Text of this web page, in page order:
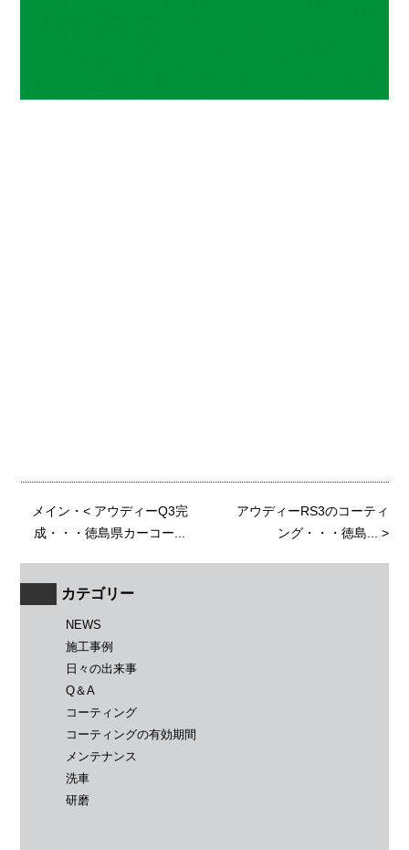
メイン ・< アウディーQ3完
成・・・徳島県カーコー...
アウディーRS3のコーティ
ング・・・徳島...
>
カテゴリー
NEWS
施工事例
日々の出来事
Q＆A
コーティング
コーティングの有効期間
メンテナンス
洗車
研磨